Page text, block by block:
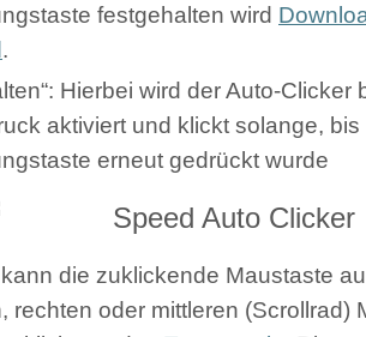
festgehalten wird
.
Hierbei wird der Auto-Clicker
aktiviert und klickt solange, bis
erneut gedrückt wurde
die zuklickende Maustaste
rechten oder mittleren (Scrollrad)